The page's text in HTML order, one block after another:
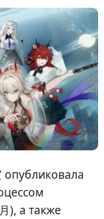
опубликовала
), а также